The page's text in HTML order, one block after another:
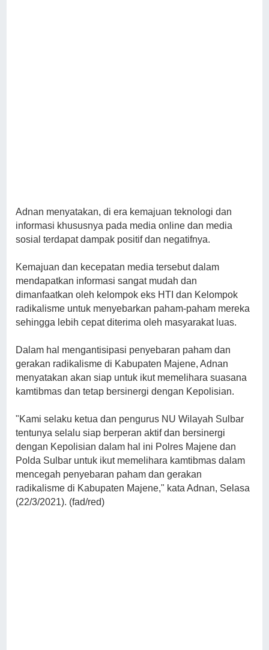
Adnan menyatakan, di era kemajuan teknologi dan
informasi khususnya pada media online dan media
sosial terdapat dampak positif dan negatifnya.
Kemajuan dan kecepatan media tersebut dalam
mendapatkan informasi sangat mudah dan
dimanfaatkan oleh kelompok eks HTI dan Kelompok
radikalisme untuk menyebarkan paham-paham mereka
sehingga lebih cepat diterima oleh masyarakat luas.
Dalam hal mengantisipasi penyebaran paham dan
gerakan radikalisme di Kabupaten Majene, Adnan
menyatakan akan siap untuk ikut memelihara suasana
kamtibmas dan tetap bersinergi dengan Kepolisian.
"Kami selaku ketua dan pengurus NU Wilayah Sulbar
tentunya selalu siap berperan aktif dan bersinergi
dengan Kepolisian dalam hal ini Polres Majene dan
Polda Sulbar untuk ikut memelihara kamtibmas dalam
mencegah penyebaran paham dan gerakan
radikalisme di Kabupaten Majene," kata Adnan, Selasa
(22/3/2021). (fad/red)